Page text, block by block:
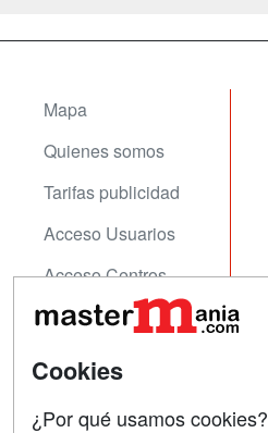
Mapa
Quienes somos
Tarifas publicidad
Acceso Usuarios
Acceso Centros
Contactar
Cookies
¿Por qué usamos cookies?